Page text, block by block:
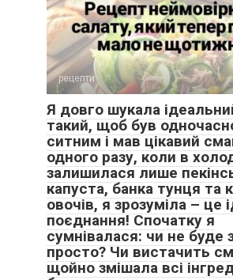
рецепти
Я довго шукала
такий, щоб був
ситним і мав цікавий
одного разу, коли в
залишилася лише
капуста, банка тунця та
овочів, я зрозуміла – це
поєднання! Спочатку я
сумнівалася: чи не буде
просто? Чи вистачить
щойно змішала всі